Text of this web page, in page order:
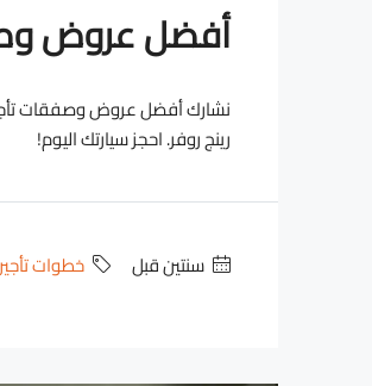
أفضل عروض
نشارك أفضل عروض وصفقات
رينج روفر. احجز سيارتك اليوم!
‏سنتين قبل خطوات